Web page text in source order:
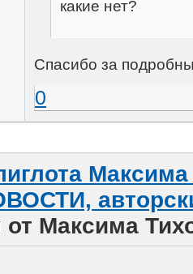
какие нет?
Спасибо за
0
от Максима